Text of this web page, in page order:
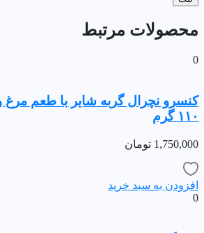
محصولات مرتبط
0
کنسرو نچرال گربه شایر با طعم
۱۱۰ گرم
1,750,000 تومان
افزودن به سبد خرید
0